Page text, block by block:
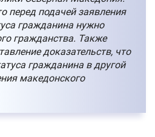
перед подачей заявления
гражданина нужно
гражданства. Также
доказательств, что
гражданина в другой
македонского